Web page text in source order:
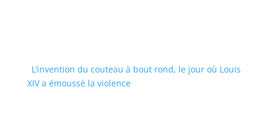
L’invention du couteau à bout rond, le jour où Louis
XIV a émoussé la violence